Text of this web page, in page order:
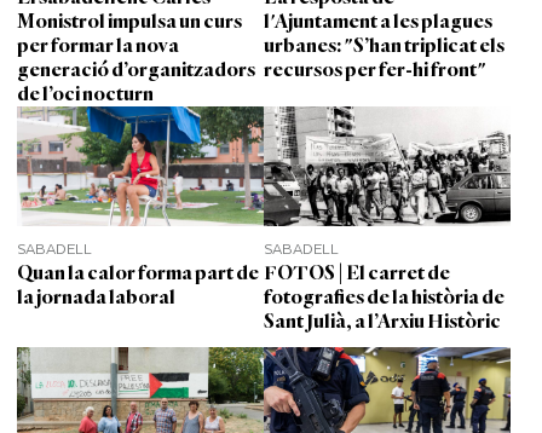
Monistrol impulsa un curs
per formar la nova
generació d’organitzadors
de l’oci nocturn
l'Ajuntament a les plagues
urbanes: "S’han triplicat els
recursos per fer-hi front"
SABADELL
Quan la calor forma part de
la jornada laboral
SABADELL
FOTOS | El carret de
fotografies de la història de
Sant Julià, a l’Arxiu Històric